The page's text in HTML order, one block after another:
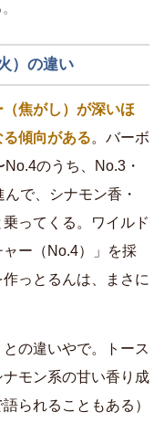
）の違い
（焦がし）が深いほ
傾向がある。バーボ
のうち、No.3・
で、シナモン香・
ってくる。ワイルド
ー（No.4）」を採
っとるんは、まさに
の違いやで。トース
モン系の甘い香り成
られることもある）